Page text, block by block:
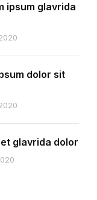
ipsum glavrida
dolor sit
glavrida dolor